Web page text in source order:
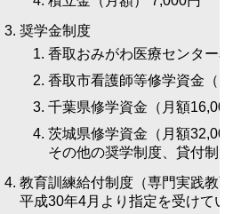
奨学金制度
香取おみがわ医療センター
香取市看護師等修学資金（
千葉県修学資金（月額
茨城県修学資金（月額
その他の奨学制度、貸付制
教育訓練給付制度（専門実践教
平成30年4月より指定を受けてい